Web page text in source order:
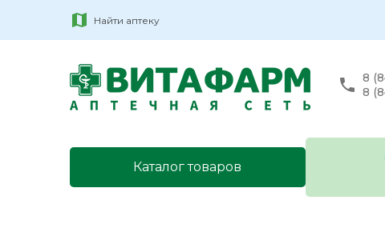
Найти аптеку
8
8
Каталог товаров